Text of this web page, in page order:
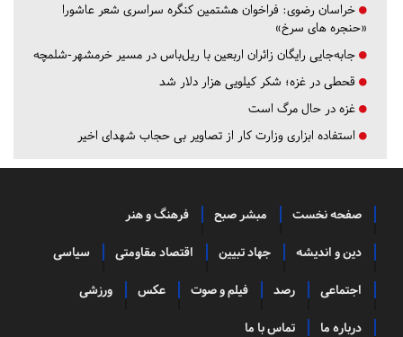
خراسان رضوی: فراخوان هشتمین کنگره سراسری شعر عاشورا
«حنجره های سرخ»
جابه‌جایی رایگان زائران اربعین با ریل‌باس در مسیر خرمشهر-شلمچه
قحطی در غزه؛ شکر کیلویی هزار دلار شد
غزه در حال مرگ است
استفاده ابزاری وزارت کار از تصاویر بی حجاب شهدای اخیر
صفحه نخست مبشر صبح فرهنگ و هنر
دین و اندیشه جهاد تبیین اقتصاد مقاومتی سیاسی
اجتماعی رصد فیلم و صوت عکس ورزشی
درباره ما تماس با ما